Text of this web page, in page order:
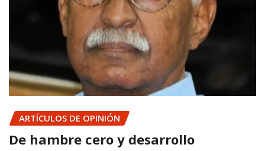
ARTÍCULOS DE OPINIÓN
De hambre cero y desarrollo